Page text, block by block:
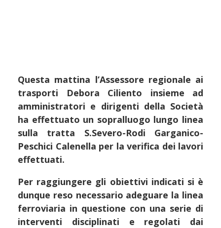
Questa mattina l’Assessore regionale ai
trasporti Debora Ciliento insieme ad
amministratori e dirigenti della Società
ha effettuato un sopralluogo lungo linea
sulla tratta S.Severo-Rodi Garganico-
Peschici Calenella per la verifica dei lavori
effettuati.
Per raggiungere gli obiettivi indicati si è
dunque reso necessario adeguare la linea
ferroviaria in questione con una serie di
interventi disciplinati e regolati dai